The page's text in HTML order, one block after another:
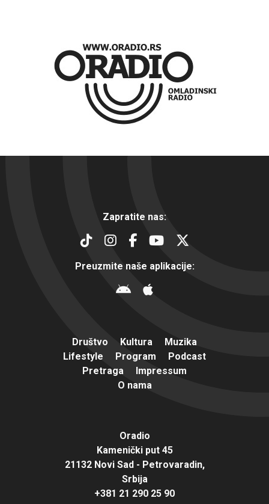
Zapratite nas:
Preuzmite naše aplikacije:
Društvo Kultura
Muzika
Lifestyle
Program
Podcast
Pretraga
Impressum
O nama
Oradio
Kamenički put 45
21132 Novi Sad - Petrovaradin,
Srbija
+381 21 290 25 90